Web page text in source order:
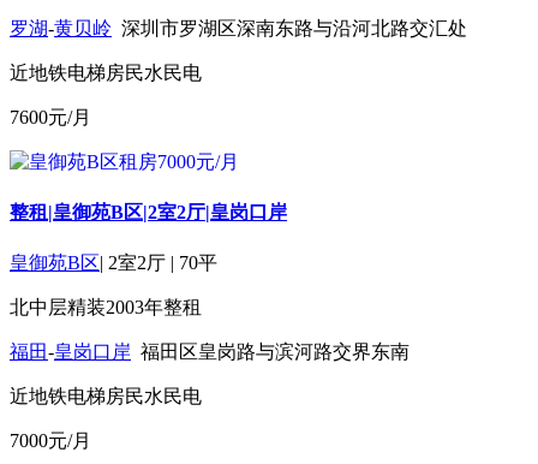
罗湖-黄贝岭 深圳市罗湖区深南东路与沿河北路交汇处
近地铁电梯房民水民电
7600元/月
整租|皇御苑B区|2室2厅|皇岗口岸
皇御苑B区| 2室2厅 | 70平
北中层精装2003年整租
福田-皇岗口岸 福田区皇岗路与滨河路交界东南
近地铁电梯房民水民电
7000元/月